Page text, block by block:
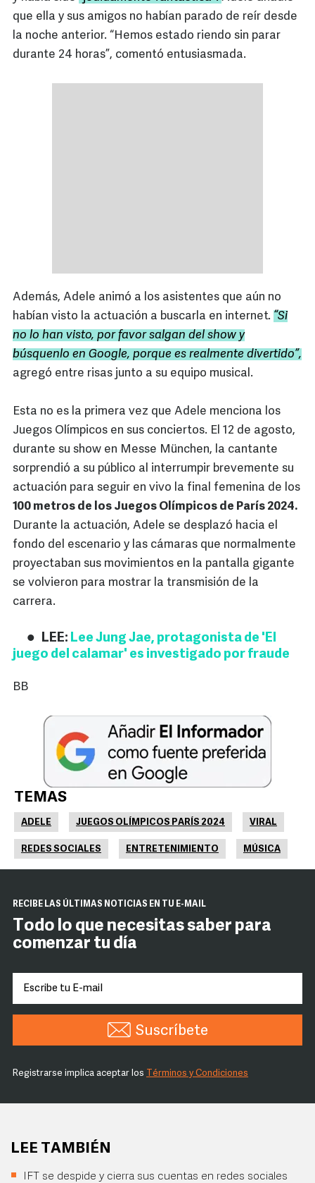
que ella y sus amigos no habían parado de reír desde
la noche anterior. “Hemos estado riendo sin parar
durante 24 horas”, comentó entusiasmada.
Además, Adele animó a los asistentes que aún no
habían visto la actuación a buscarla en internet. “Si
no lo han visto, por favor salgan del show y
búsquenlo en Google, porque es realmente divertido”,
agregó entre risas junto a su equipo musical.
Esta no es la primera vez que Adele menciona los
Juegos Olímpicos en sus conciertos. El 12 de agosto,
durante su show en Messe München, la cantante
sorprendió a su público al interrumpir brevemente su
actuación para seguir en vivo la final femenina de los
100 metros de los Juegos Olímpicos de París 2024.
Durante la actuación, Adele se desplazó hacia el
fondo del escenario y las cámaras que normalmente
proyectaban sus movimientos en la pantalla gigante
se volvieron para mostrar la transmisión de la
carrera.
LEE: Lee Jung Jae, protagonista de 'El
juego del calamar' es investigado por fraude
BB
TEMAS
ADELE JUEGOS OLÍMPICOS PARÍS 2024 VIRAL
REDES SOCIALES ENTRETENIMIENTO MÚSICA
RECIBE LAS ÚLTIMAS NOTICIAS EN TU E-MAIL
Todo lo que necesitas saber para
comenzar tu día
Suscríbete
Registrarse implica aceptar los Términos y Condiciones
LEE TAMBIÉN
IFT se despide y cierra sus cuentas en redes sociales